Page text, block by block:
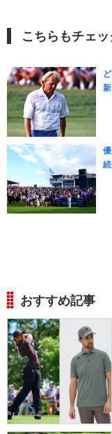
こちらもチェ
おすすめ記事